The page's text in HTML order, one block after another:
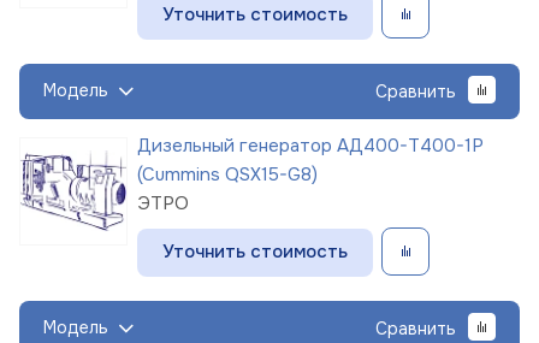
Уточнить стоимость
Модель Сравнить
Дизельный генератор АД400-Т400-1Р
(Cummins QSX15-G8)
ЭТРО
Уточнить стоимость
Модель Сравнить